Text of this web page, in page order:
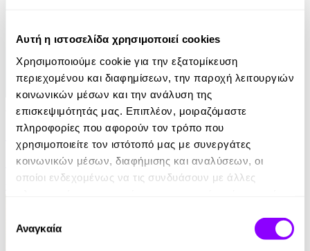
Αυτή η ιστοσελίδα χρησιμοποιεί cookies
Χρησιμοποιούμε cookie για την εξατομίκευση
περιεχομένου και διαφημίσεων, την παροχή λειτουργιών
κοινωνικών μέσων και την ανάλυση της
επισκεψιμότητάς μας. Επιπλέον, μοιραζόμαστε
πληροφορίες που αφορούν τον τρόπο που
χρησιμοποιείτε τον ιστότοπό μας με συνεργάτες
κοινωνικών μέσων, διαφήμισης και αναλύσεων, οι
οποίοι ενδεχομένως να τις συνδυάσουν με άλλες
των υπηρεσιών τους.
συγκατάθεσης
Αναγκαία
Audiobook • 1 Credit
Το Σαμοβάρι με τα Παραμύθια - Η Μύτη
Nikolai Gogol